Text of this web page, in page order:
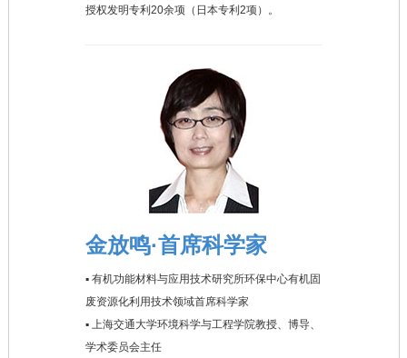
授权发明专利20余项（日本专利2项）。
金放鸣·首席科学家
▪ 有机功能材料与应用技术研究所环保中心有机固
废资源化利用技术领域首席科学家
▪ 上海交通大学环境科学与工程学院教授、博导、
学术委员会主任